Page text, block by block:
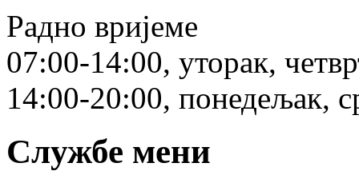
Радно вријеме
07:00-14:00, уторак,
14:00-20:00, понедељак,
Службе мени